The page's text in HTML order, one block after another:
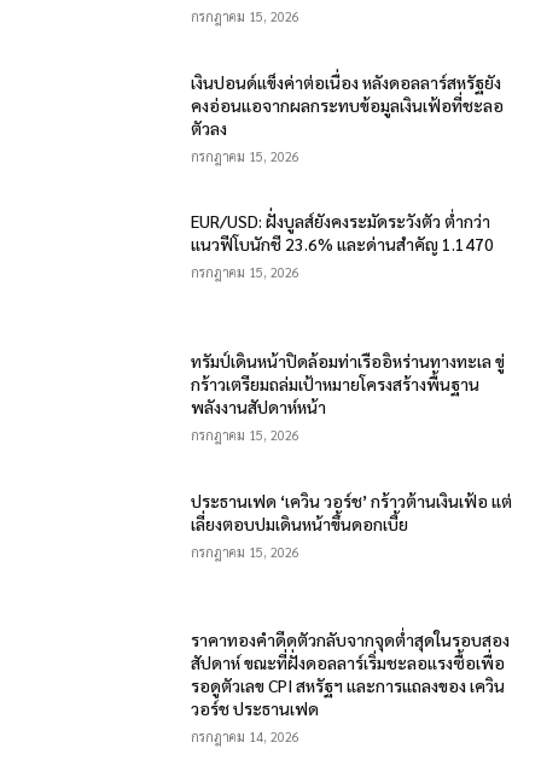
กรกฎาคม 15, 2026
เงินปอนด์แข็งค่าต่อเนื่อง หลังดอลลาร์สหรัฐยัง
คงอ่อนแอจากผลกระทบข้อมูลเงินเฟ้อที่ชะลอ
ตัวลง
กรกฎาคม 15, 2026
EUR/USD: ฝั่งบูลส์ยังคงระมัดระวังตัว ต่ำกว่า
แนวฟีโบนักชี 23.6% และด่านสำคัญ 1.1470
กรกฎาคม 15, 2026
ทรัมป์เดินหน้าปิดล้อมท่าเรืออิหร่านทางทะเล ขู่
กร้าวเตรียมถล่มเป้าหมายโครงสร้างพื้นฐาน
พลังงานสัปดาห์หน้า
กรกฎาคม 15, 2026
ประธานเฟด ‘เควิน วอร์ช’ กร้าวต้านเงินเฟ้อ แต่
เลี่ยงตอบปมเดินหน้าขึ้นดอกเบี้ย
กรกฎาคม 15, 2026
ราคาทองคำดีดตัวกลับจากจุดต่ำสุดในรอบสอง
สัปดาห์ ขณะที่ฝั่งดอลลาร์เริ่มชะลอแรงซื้อเพื่อ
รอดูตัวเลข CPI สหรัฐฯ และการแถลงของ เควิน
วอร์ช ประธานเฟด
กรกฎาคม 14, 2026